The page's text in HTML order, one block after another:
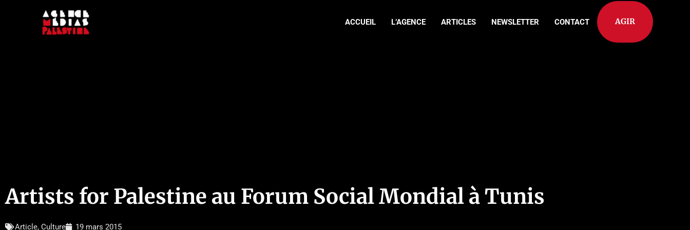
ACCUEIL L’AGENCE ARTICLES NEWSLETTER CONTACT AGIR
Artists for Palestine au Forum Social Mondial à Tunis
Article, Culture 19 mars 2015